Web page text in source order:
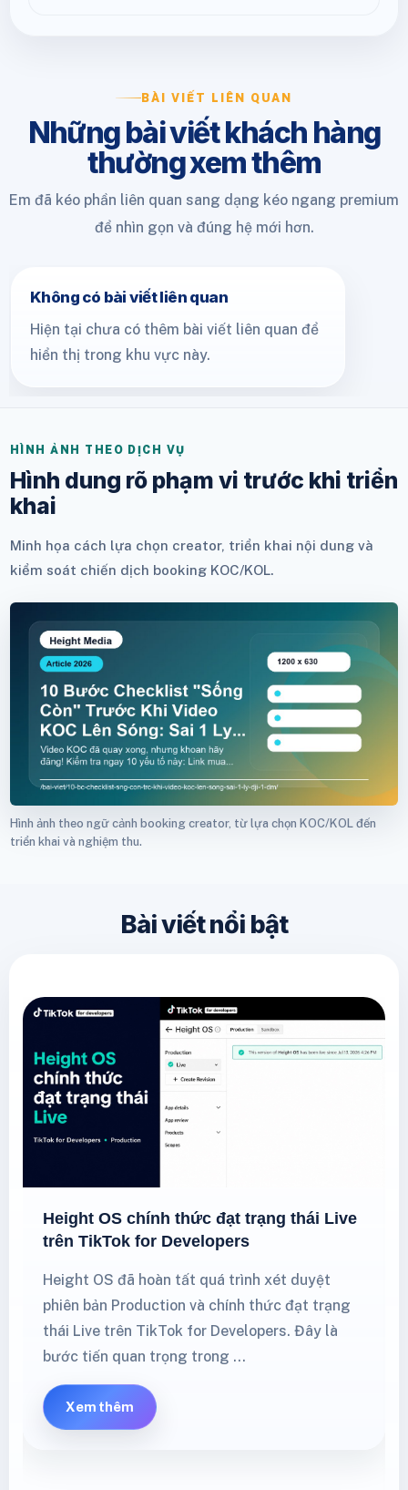
BÀI VIẾT LIÊN QUAN
Những bài viết khách hàng
thường xem thêm
Em đã kéo phần liên quan sang dạng kéo ngang premium
để nhìn gọn và đúng hệ mới hơn.
Không có bài viết liên quan
Hiện tại chưa có thêm bài viết liên quan để
hiển thị trong khu vực này.
HÌNH ẢNH THEO DỊCH VỤ
Hình dung rõ phạm vi trước khi triển
khai
Minh họa cách lựa chọn creator, triển khai nội dung và
kiểm soát chiến dịch booking KOC/KOL.
Hình ảnh theo ngữ cảnh booking creator, từ lựa chọn KOC/KOL đến
triển khai và nghiệm thu.
Bài viết nổi bật
Height OS chính thức đạt trạng thái Live
trên TikTok for Developers
Height OS đã hoàn tất quá trình xét duyệt
phiên bản Production và chính thức đạt trạng
thái Live trên TikTok for Developers. Đây là
bước tiến quan trọng trong …
Xem thêm